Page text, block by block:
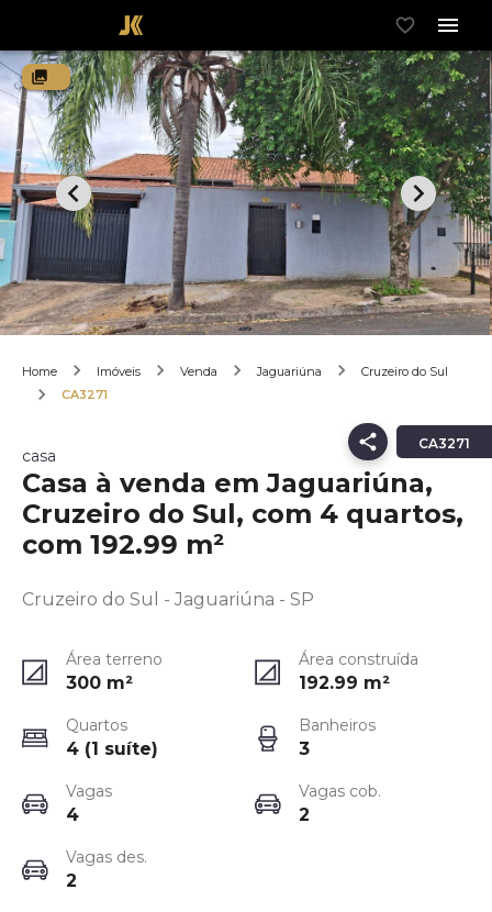
Home Imóveis Venda Jaguariúna
Cruzeiro do Sul
CA3271
CA3271
casa
Casa à venda em Jaguariúna,
Cruzeiro do Sul, com 4 quartos,
com 192.99 m²
Cruzeiro do Sul - Jaguariúna - SP
Área terreno
300 m²
Área construída
192.99 m²
Quartos
4 (1 suíte)
Banheiros
3
Vagas
4
Vagas cob.
2
Vagas des.
2